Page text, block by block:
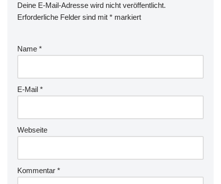
Deine E-Mail-Adresse wird nicht veröffentlicht.
Erforderliche Felder sind mit * markiert
Name *
E-Mail *
Webseite
Kommentar *